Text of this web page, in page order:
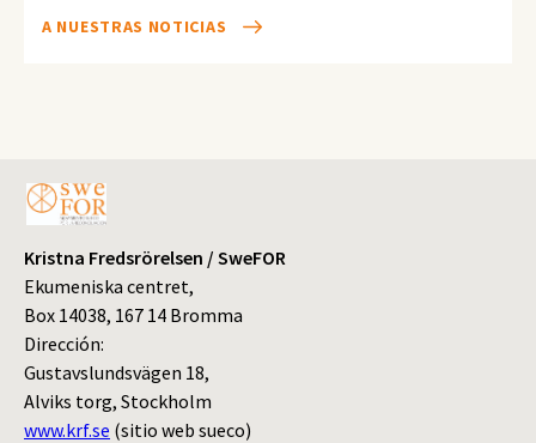
A NUESTRAS NOTICIAS
Kristna Fredsrörelsen / SweFOR
Ekumeniska centret,
Box 14038, 167 14 Bromma
Dirección:
Gustavslundsvägen 18,
Alviks torg, Stockholm
www.krf.se (sitio web sueco)